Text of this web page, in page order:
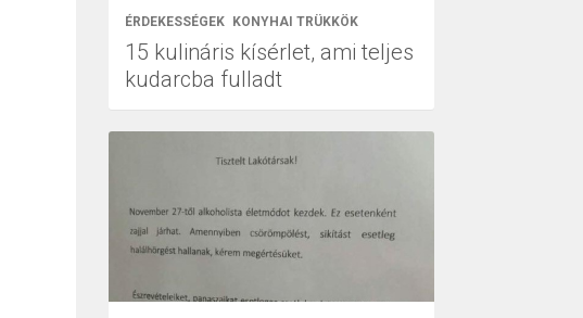
ÉRDEKESSÉGEK KONYHAI TRÜKKÖK
15 kulináris kísérlet, ami teljes
kudarcba fulladt